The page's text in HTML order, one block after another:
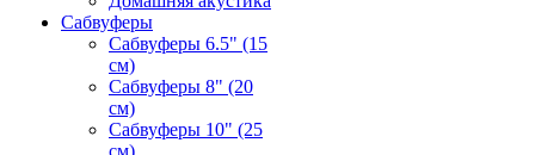
Сабвуферы
Сабвуферы 6.5" (15
см)
Сабвуферы 8" (20
см)
Сабвуферы 10" (25
см)